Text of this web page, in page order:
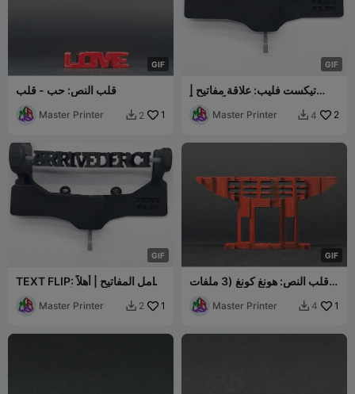
GIF
قلب النص: حب - قلب
Master Printer  2 1
GIF
تيكست فليب: علاقة مفاتيح |
Master Printer  4 2
GIF
TEXT FLIP: حامل المفاتيح | أهلاً
Master Printer  2 1
GIF
قلب النص: هونغ كونغ (3 ملفات
Master Printer  4 1